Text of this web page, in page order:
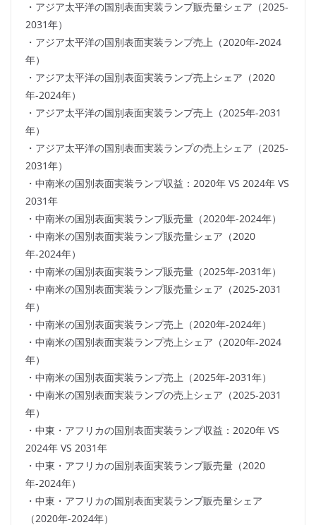
・アジア太平洋の国別表面実装ランプ販売量シェア（2025-
2031年）
・アジア太平洋の国別表面実装ランプ売上（2020年-2024
年）
・アジア太平洋の国別表面実装ランプ売上シェア（2020
年-2024年）
・アジア太平洋の国別表面実装ランプ売上（2025年-2031
年）
・アジア太平洋の国別表面実装ランプの売上シェア（2025-
2031年）
・中南米の国別表面実装ランプ収益：2020年 VS 2024年 VS
2031年
・中南米の国別表面実装ランプ販売量（2020年-2024年）
・中南米の国別表面実装ランプ販売量シェア（2020
年-2024年）
・中南米の国別表面実装ランプ販売量（2025年-2031年）
・中南米の国別表面実装ランプ販売量シェア（2025-2031
年）
・中南米の国別表面実装ランプ売上（2020年-2024年）
・中南米の国別表面実装ランプ売上シェア（2020年-2024
年）
・中南米の国別表面実装ランプ売上（2025年-2031年）
・中南米の国別表面実装ランプの売上シェア（2025-2031
年）
・中東・アフリカの国別表面実装ランプ収益：2020年 VS
2024年 VS 2031年
・中東・アフリカの国別表面実装ランプ販売量（2020
年-2024年）
・中東・アフリカの国別表面実装ランプ販売量シェア
（2020年-2024年）